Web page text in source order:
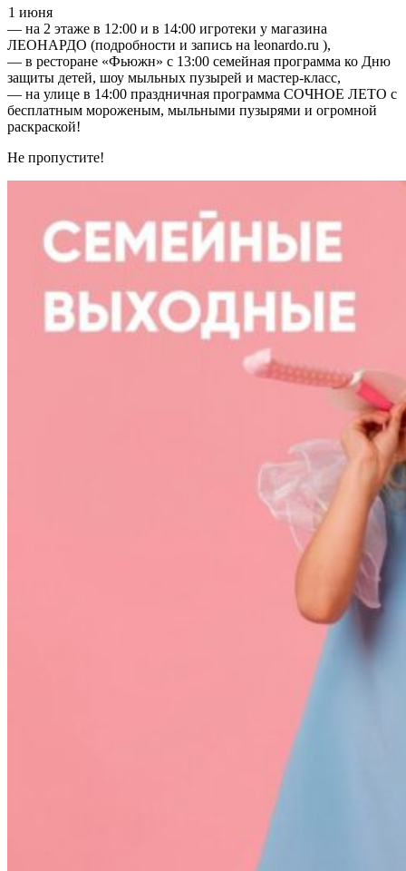
1 июня
— на 2 этаже в 12:00 и в 14:00 игротеки у магазина
ЛЕОНАРДО (подробности и запись на leonardo.ru ),
— в ресторане «Фьюжн» с 13:00 семейная программа ко Дню
защиты детей, шоу мыльных пузырей и мастер-класс,
— на улице в 14:00 праздничная программа СОЧНОЕ ЛЕТО с
бесплатным мороженым, мыльными пузырями и огромной
раскраской!
Не пропустите!